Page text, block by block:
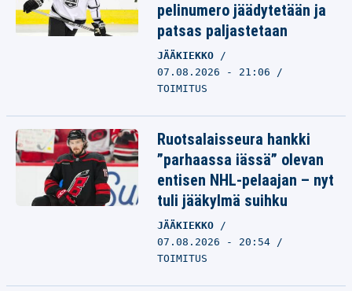
pelinumero jäädytetään ja
patsas paljastetaan
JÄÄKIEKKO
07.08.2026 - 21:06
TOIMITUS
Ruotsalaisseura hankki
”parhaassa iässä” olevan
entisen NHL-pelaajan – nyt
tuli jääkylmä suihku
JÄÄKIEKKO
07.08.2026 - 20:54
TOIMITUS